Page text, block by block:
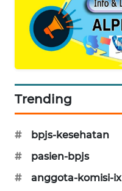
Trending
#
bpjs-kesehatan
#
pasien-bpjs
#
anggota-komisi-ix
MAWAKA
ID
PLN
MKLI
LPKKI